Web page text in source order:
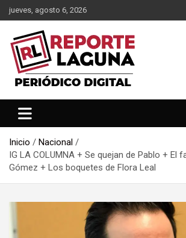
Saltar
al
contenido
jueves, agosto 6, 2026
Reporte Laguna
Inicio
Nacional
IG LA COLUMNA + Se quejan de Pablo + El
Gómez + Los boquetes de Flora Leal